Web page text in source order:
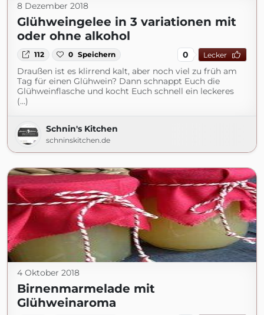
8 Dezember 2018
Glühweingelee in 3 variationen mit
oder ohne alkohol
112 0 Speichern 0 Lecker
Draußen ist es klirrend kalt, aber noch viel zu früh am
Tag für einen Glühwein? Dann schnappt Euch die
Glühweinflasche und kocht Euch schnell ein leckeres
(...)
Schnin's Kitchen
schninskitchen.de
4 Oktober 2018
Birnenmarmelade mit
Glühweinaroma